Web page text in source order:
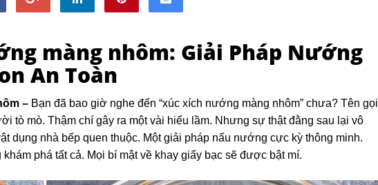
màng nhôm: Giải Pháp Nướng
An Toàn
– Bạn đã bao giờ nghe đến “xúc xích nướng màng nhôm” chưa? Tên gọi
tò mò. Thậm chí gây ra một vài hiểu lầm. Nhưng sự thật đằng sau lại vô
dụng nhà bếp quen thuộc. Một giải pháp nấu nướng cực kỳ thông minh.
khám phá tất cả. Mọi bí mật về khay giấy bạc sẽ được bật mí.